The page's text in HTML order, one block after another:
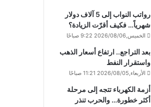
رواتب النواب إلى 5 آلاف دولار
شهرياً… فكيف أقرّت الزيادة؟
الخميس,2026/08/06 9:22 صباحًا
بعد التراجع.. ارتفاع أسعار الذهب
واستقرار النفط
الأربعاء,2026/08/05 11:21 صباحًا
أزمة الكهرباء تتجه إلى مرحلة
أكثر خطورة… والحرب تنذر